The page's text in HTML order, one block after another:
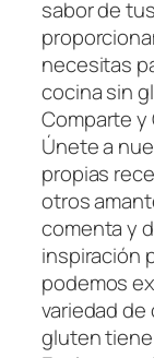
sabor de
necesitas
cocina sin
Comparte
Únete a
propias
otros
comenta y
inspiración
podemos
variedad
gluten